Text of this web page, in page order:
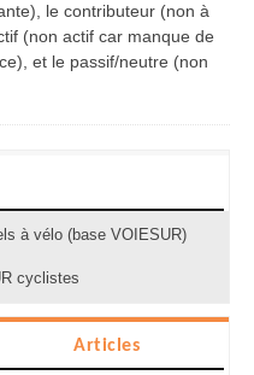
le contributeur (non à
(non actif car manque de
et le passif/neutre (non
à vélo (base VOIESUR)
cyclistes
Articles